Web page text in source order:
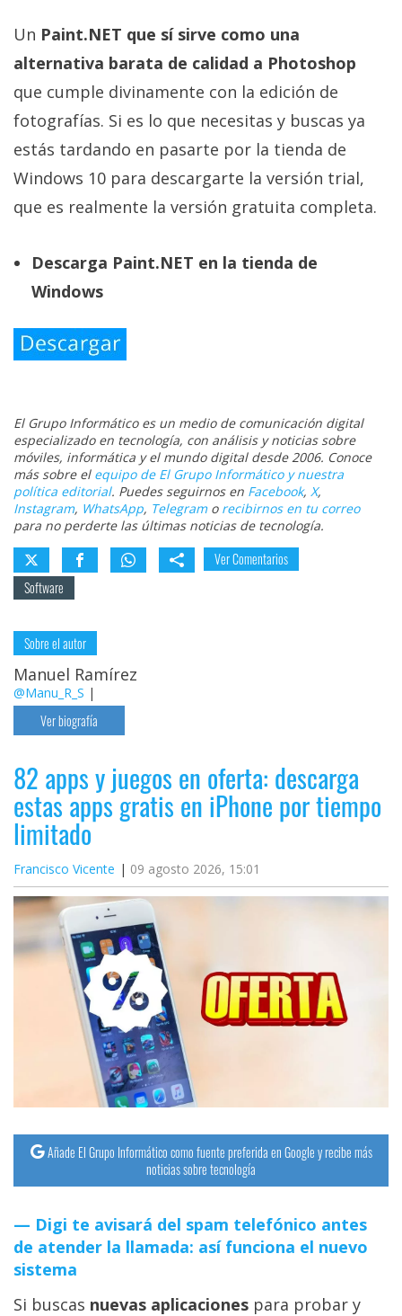
Un Paint.NET que sí sirve como una
alternativa barata de calidad a Photoshop
que cumple divinamente con la edición de
fotografías. Si es lo que necesitas y buscas ya
estás tardando en pasarte por la tienda de
Windows 10 para descargarte la versión trial,
que es realmente la versión gratuita completa.
Descarga Paint.NET en la tienda de
Windows
El Grupo Informático es un medio de comunicación digital
especializado en tecnología, con análisis y noticias sobre
móviles, informática y el mundo digital desde 2006. Conoce
más sobre el equipo de El Grupo Informático y nuestra
política editorial. Puedes seguirnos en Facebook, X,
Instagram, WhatsApp, Telegramo recibirnos en tu correo
para no perderte las últimas noticias de tecnología.
Ver Comentarios
Software
Sobre el autor
Manuel Ramírez
@Manu_R_S |
Ver biografía
82 apps y juegos en oferta: descarga
estas apps gratis en iPhone por tiempo
limitado
Francisco Vicente 09 agosto 2026, 15:01
Añade El Grupo Informático como fuente preferida en Google y recibe más
noticias sobre tecnología
Digi te avisará del spam telefónico antes
de atender la llamada: así funciona el nuevo
sistema
Si buscas nuevas aplicaciones para probar y